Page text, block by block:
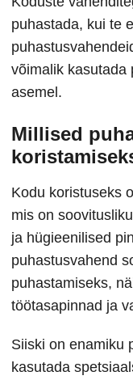
puhastada, kui te
võimalik kasutada
asemel.
Millised
Kodu koristuseks
mis on
ja hügieenilised
puhastusvahend
puhastamiseks,
töötasapinnad ja
Siiski on enamiku
kasutada